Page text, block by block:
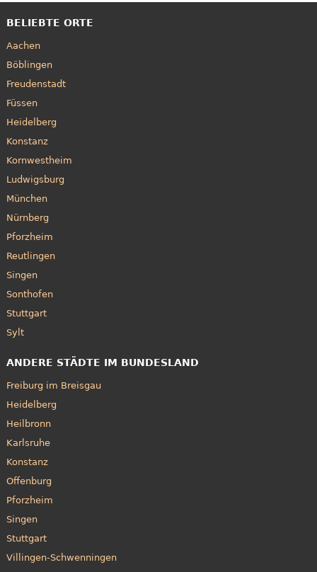
BELIEBTE ORTE
Aachen
Böblingen
Freudenstadt
Füssen
Heidelberg
Konstanz
Kornwestheim
Ludwigsburg
München
Nürnberg
Pforzheim
Reutlingen
Singen
Sonthofen
Stuttgart
Sylt
ANDERE STÄDTE IM BUNDESLAND
Freiburg im Breisgau
Heidelberg
Heilbronn
Karlsruhe
Konstanz
Offenburg
Pforzheim
Singen
Stuttgart
Villingen-Schwenningen